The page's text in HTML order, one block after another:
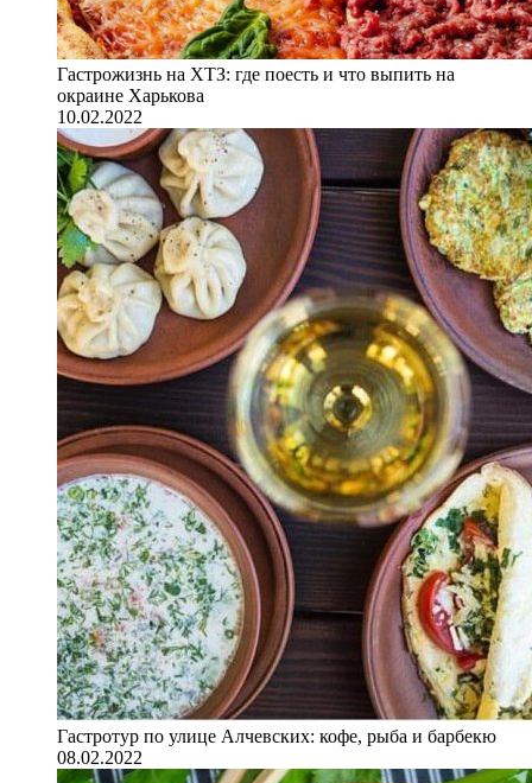
Гастрожизнь на ХТЗ: где поесть и что выпить на
окраине Харькова
10.02.2022
Гастротур по улице Алчевских: кофе, рыба и барбекю
08.02.2022